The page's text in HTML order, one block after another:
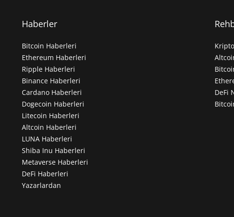
Haberler
Bitcoin Haberleri
Ethereum Haberleri
Ripple Haberleri
Binance Haberleri
Cardano Haberleri
Dogecoin Haberleri
Litecoin Haberleri
Altcoin Haberleri
LUNA Haberleri
Shiba Inu Haberleri
Metaverse Haberleri
DeFi Haberleri
Yazarlardan
DeFi